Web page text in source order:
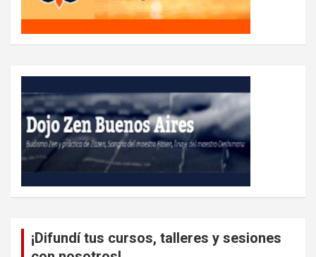
¡Difundí tus cursos, talleres y sesiones